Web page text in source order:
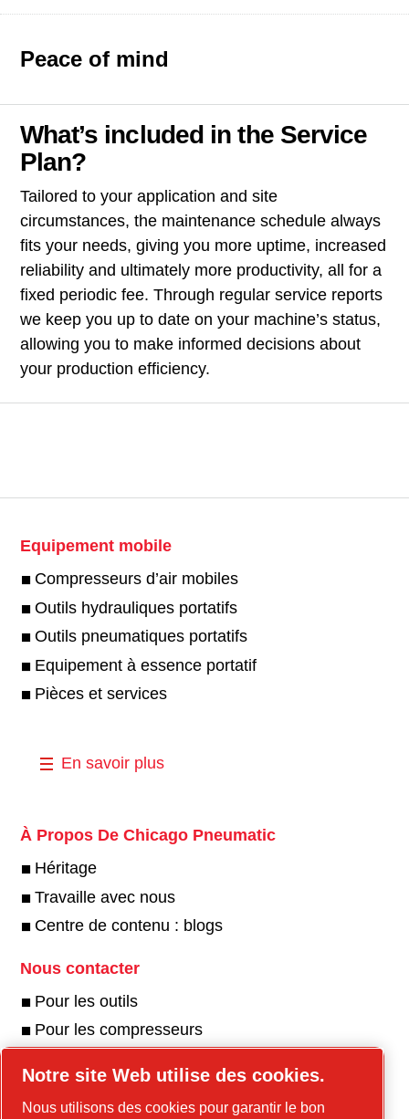
Peace of mind
What’s included in the Service
Plan?
Tailored to your application and site
circumstances, the maintenance schedule always
fits your needs, giving you more uptime, increased
reliability and ultimately more productivity, all for a
fixed periodic fee. Through regular service reports
we keep you up to date on your machine’s status,
allowing you to make informed decisions about
your production efficiency.
Equipement mobile
Compresseurs d’air mobiles
Outils hydrauliques portatifs
Outils pneumatiques portatifs
Equipement à essence portatif
Pièces et services
En savoir plus
À Propos De Chicago Pneumatic
Héritage
Travaille avec nous
Centre de contenu : blogs
Nous contacter
Pour les outils
Pour les compresseurs
Outils en ligne
Notre site Web utilise des cookies.
Nous utilisons des cookies pour garantir le bon